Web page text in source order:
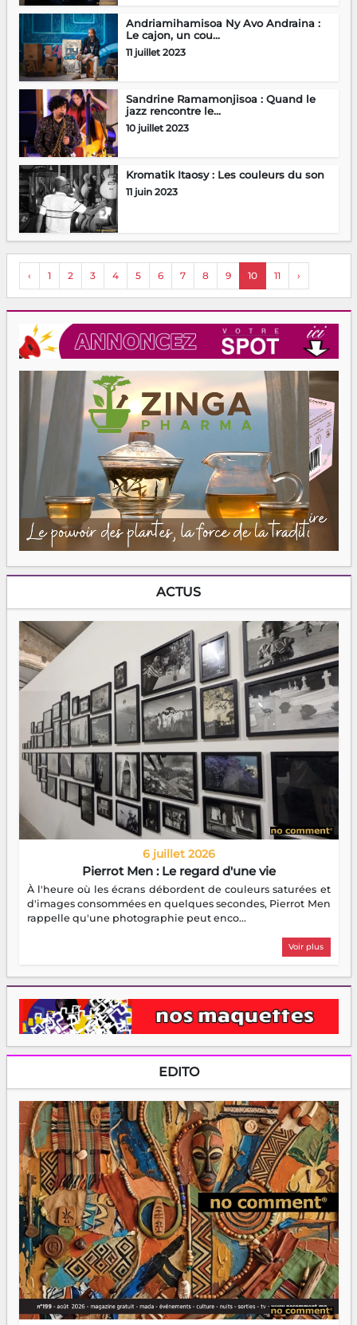
Andriamihamisoa Ny Avo Andraina :
Le cajon, un cou...
11 juillet 2023
Sandrine Ramamonjisoa : Quand le
jazz rencontre le...
10 juillet 2023
Kromatik Itaosy : Les couleurs du son
11 juin 2023
‹ 1 2 3 4 5 6 7 8 9 10 11 ›
ACTUS
6 juillet 2026
Pierrot Men : Le regard d'une vie
À l'heure où les écrans débordent de couleurs saturées et
d'images consommées en quelques secondes, Pierrot Men
rappelle qu'une photographie peut enco...
Voir plus
EDITO